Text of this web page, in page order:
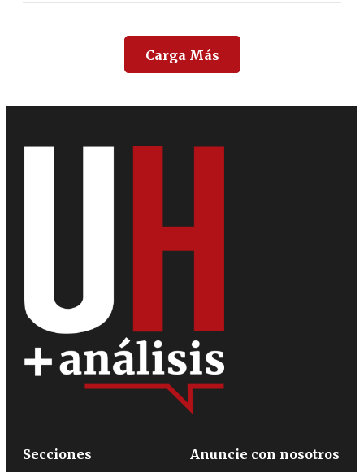
Carga Más
Secciones
Anuncie con nosotros